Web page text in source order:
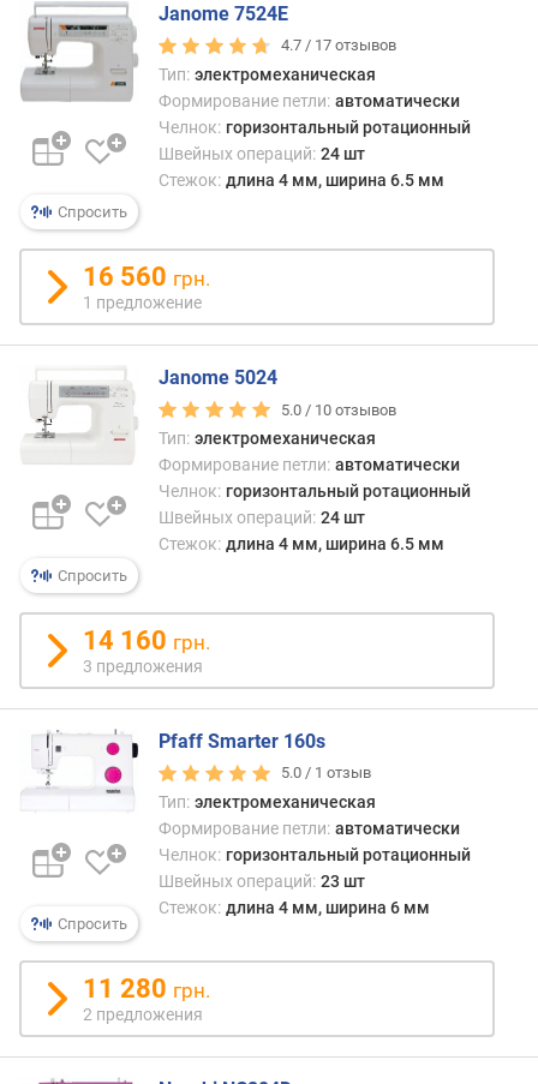
а
в
л
е
и
я
п
о
о
и
е
с
т
в
у
п
е
д
л
о
ж
е
и
й
к
о
и
ч
е
с
т
в
Спросить
Janome 7524E
4.7 / 17 отзывов
Тип: электромеханическая
Формирование петли: автоматически
Челнок: горизонтальный ротационный
Швейных операций: 24 шт
Стежок: длина 4 мм, ширина 6.5 мм
16 560 грн.
1 предложение
Спросить
Janome 5024
5.0 / 10 отзывов
Тип: электромеханическая
Формирование петли: автоматически
Челнок: горизонтальный ротационный
Швейных операций: 24 шт
Стежок: длина 4 мм, ширина 6.5 мм
14 160 грн.
3 предложения
Спросить
Pfaff Smarter 160s
5.0 / 1 отзыв
Тип: электромеханическая
Формирование петли: автоматически
Челнок: горизонтальный ротационный
Швейных операций: 23 шт
Стежок: длина 4 мм, ширина 6 мм
11 280 грн.
2 предложения